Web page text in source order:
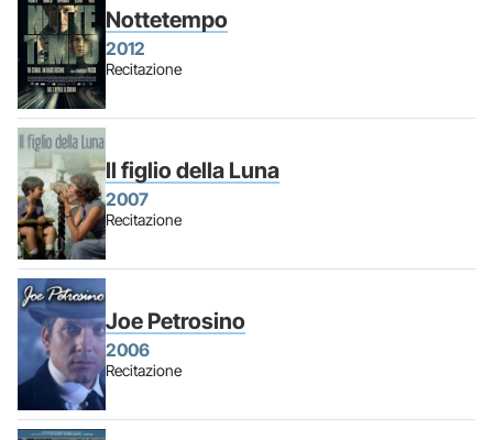
Nottetempo
2012
Recitazione
Il figlio della Luna
2007
Recitazione
Joe Petrosino
2006
Recitazione